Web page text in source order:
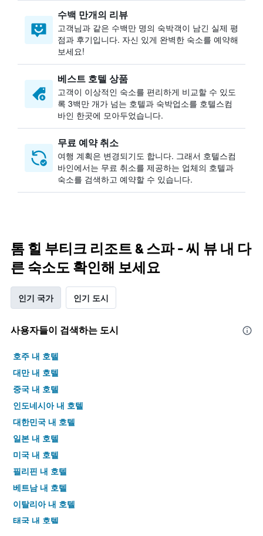
수백 만개의 리뷰
고객님과 같은 수백만 명의 숙박객이 남긴 실제 평
점과 후기입니다. 자신 있게 완벽한 숙소를 예약해
보세요!
베스트 호텔 상품
고객이 이상적인 숙소를 편리하게 비교할 수 있도
록 3백만 개가 넘는 호텔과 숙박업소를 호텔스컴
바인 한곳에 모아두었습니다.
무료 예약 취소
여행 계획은 변경되기도 합니다. ​그래서 호텔스컴
바인에서는 무료 취소를 제공하는 업체의 호텔과
숙소를 검색하고 예약할 수 있습니다.
톰 힐 부티크 리조트 & 스파 - 씨 뷰 내 다
른 숙소도 확인해 보세요
인기 국가 인기 도시
사용자들이 검색하는 도시
호주 내 호텔
대만 내 호텔
중국 내 호텔
인도네시아 내 호텔
대한민국 내 호텔
일본 내 호텔
미국 내 호텔
필리핀 내 호텔
베트남 내 호텔
이탈리아 내 호텔
태국 내 호텔